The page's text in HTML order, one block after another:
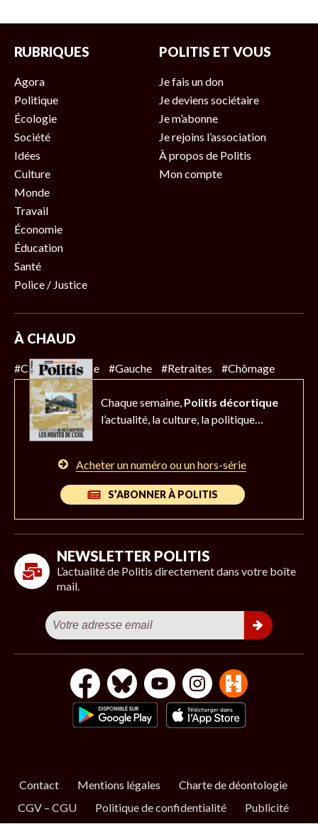
RUBRIQUES
Agora
Politique
Écologie
Société
Idées
Culture
Monde
Travail
Économie
Éducation
Santé
Police / Justice
POLITIS ET VOUS
Je fais un don
Je deviens sociétaire
Je m’abonne
Je rejoins l’association
À propos de Politis
Mon compte
À CHAUD
#Climat #Police #Gauche #Retraites #Chômage
Chaque semaine, Politis décortique
l’actualité, la culture, la politique…
Acheter un numéro ou un hors-série
S’ABONNER À POLITIS
NEWSLETTER POLITIS
L’actualité de Politis directement dans votre boîte
mail.
Contact Mentions légales
Charte de déontologie
CGV – CGU
Politique de confidentialité
Publicité